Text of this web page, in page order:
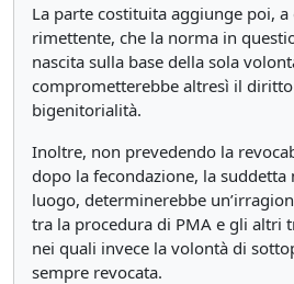
La parte costituita aggiunge poi,
rimettente, che la norma in
nascita sulla base della sola
comprometterebbe altresì il
bigenitorialità.
Inoltre, non prevedendo la
dopo la fecondazione, la
luogo, determinerebbe
tra la procedura di PMA e gli altri
nei quali invece la volontà di
sempre revocata.